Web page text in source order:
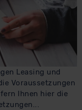
Leasing und
Voraussetzungen
Ihnen hier die